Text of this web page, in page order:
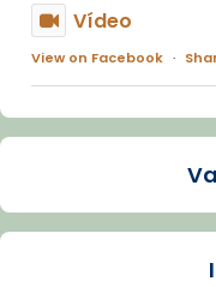
Vídeo
View on Facebook ·
La Carmina va
dos mesos, a